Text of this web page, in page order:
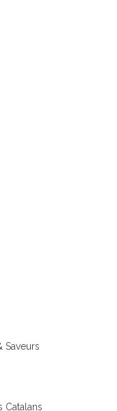
Saveurs
Catalans